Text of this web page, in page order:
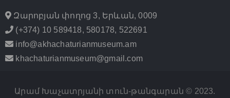
Զարոբյան փողոց 3, Երևան, 0009
(+374) 10 589418, 580178, 522691
info@akhachaturianmuseum.am
khachaturianmuseum@gmail.com
Արամ Խաչատրյանի տուն-թանգարան © 2023.